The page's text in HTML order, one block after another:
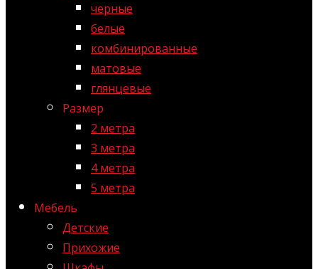
черные
белые
комбинированные
матовые
глянцевые
Размер
2 метра
3 метра
4 метра
5 метра
Мебель
Детские
Прихожие